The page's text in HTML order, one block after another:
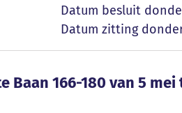
Datum besluit
Datum zitting
Baan 166-180 van 5
Baan 166-180 van 5